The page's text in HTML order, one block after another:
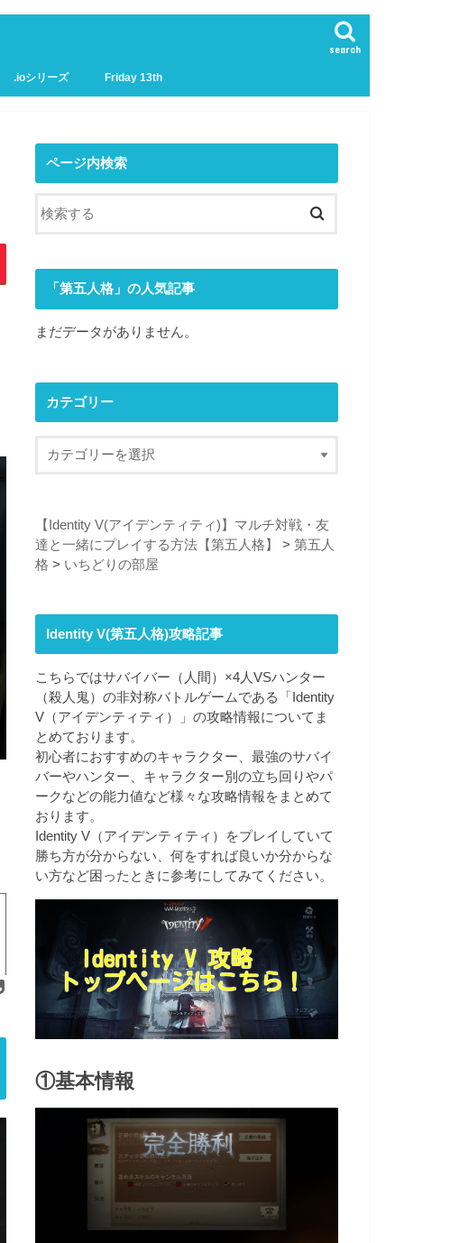
search
.ioシリーズ Friday 13th
ページ内検索
「第五人格」の人気記事
まだデータがありません。
カテゴリー
【Identity V(アイデンティティ)】マルチ対戦・友
達と一緒にプレイする方法【第五人格】
> 第五人
格 > いちどりの部屋
Identity V(第五人格)攻略記事
こちらではサバイバー（人間）×4人VSハンター
（殺人鬼）の非対称バトルゲームである「Identity
V（アイデンティティ）」の攻略情報についてま
とめております。
初心者におすすめのキャラクター、最強のサバイ
バーやハンター、キャラクター別の立ち回りやパ
ークなどの能力値など様々な攻略情報をまとめて
おります。
Identity V（アイデンティティ）をプレイしていて
勝ち方が分からない、何をすれば良いか分からな
い方など困ったときに参考にしてみてください。
①基本情報